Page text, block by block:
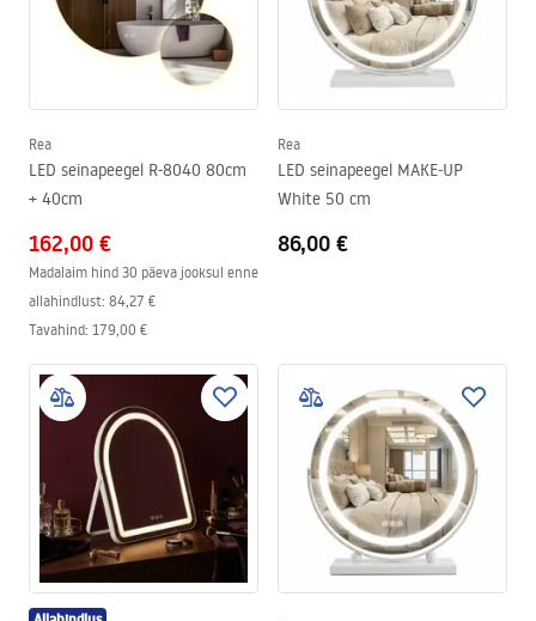
Rea
LED seinapeegel R-8040 80cm
+ 40cm
162,00 €
Madalaim hind 30 päeva jooksul enne
allahindlust: 84,27 €
Tavahind: 179,00 €
Rea
LED seinapeegel MAKE-UP
White 50 cm
86,00 €